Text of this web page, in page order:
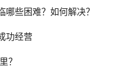
些困难？如何解决？
功经营
？